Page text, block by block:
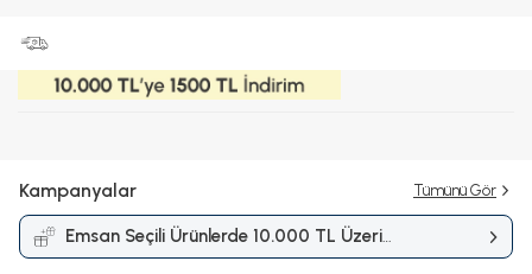
Kampanyalar Tümünü Gör
Emsan Seçili Ürünlerde 10.000 TL Üzeri
Alışverişlerde 1.500 TL İndirimKampanyası